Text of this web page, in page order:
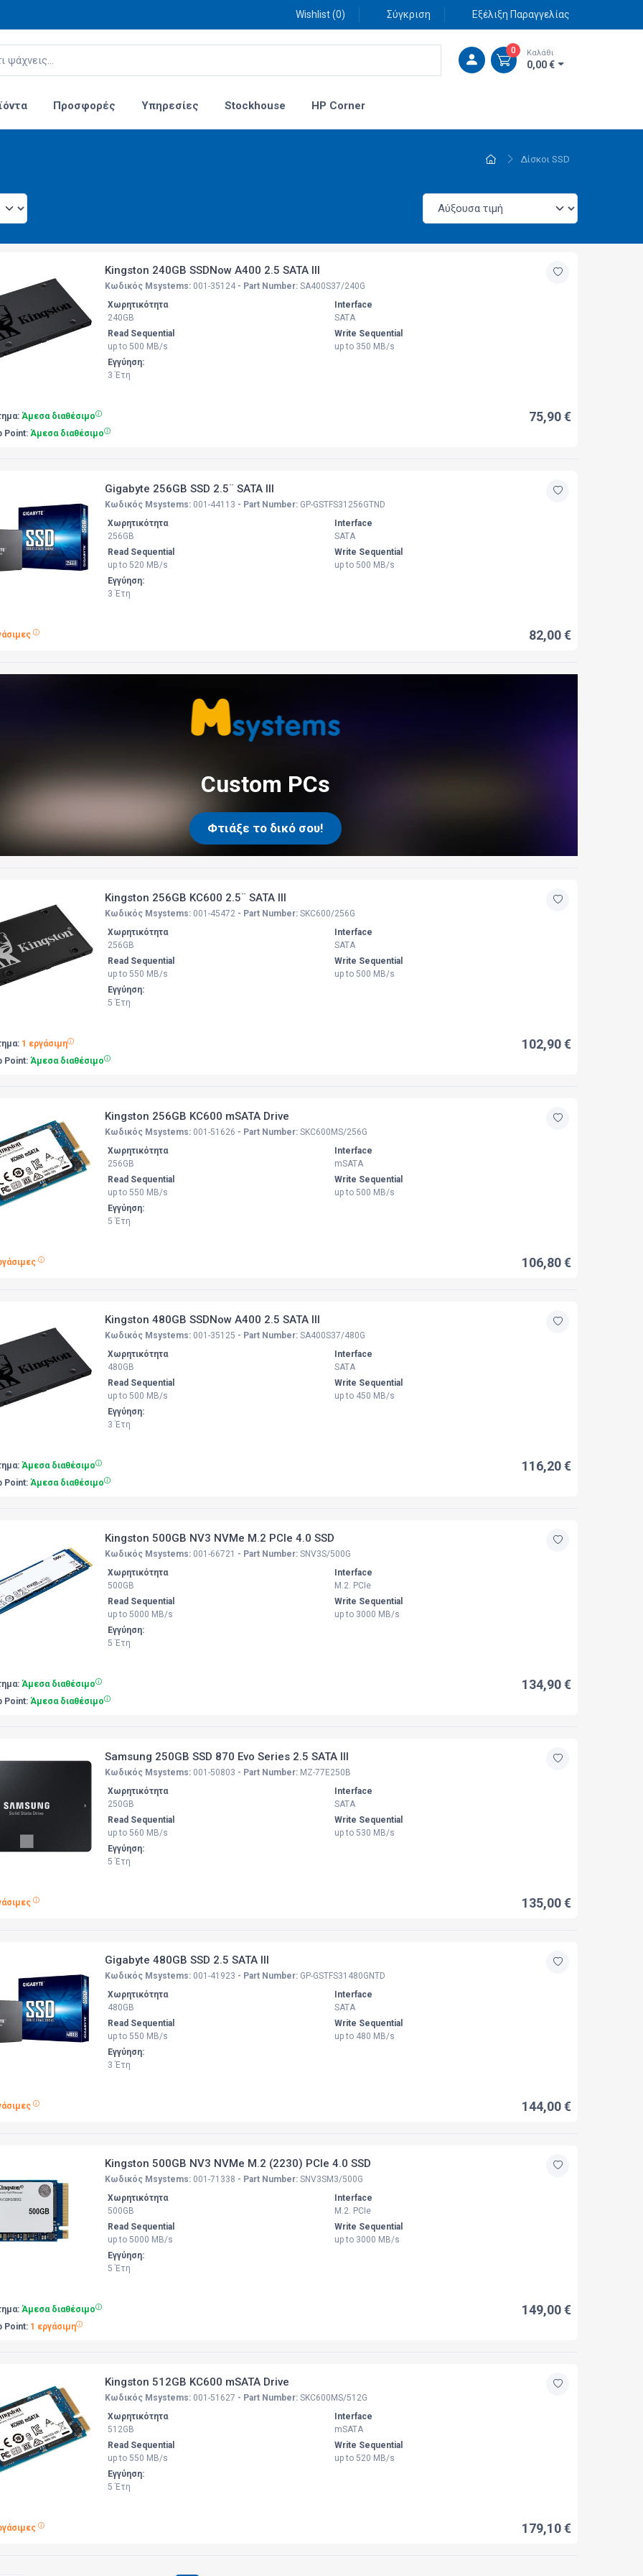
Wishlist (0) Σύγκριση Εξέλιξη Παραγγελίας
0 Καλάθι
0,00 €
Προσφορές Υπηρεσίες Stockhouse HP Corner
Δίσκοι SSD
Kingston 240GB SSDNow A400 2.5 SATA III
Κωδικός Msystems: 001-35124 - Part Number: SA400S37/240G
Χωρητικότητα
240GB
Interface
SATA
Read Sequential
up to 500 MB/s
Write Sequential
up to 350 MB/s
Εγγύηση:
3 Έτη
Άμεσα διαθέσιμο
Point: Άμεσα διαθέσιμο
75,90 €
Gigabyte 256GB SSD 2.5¨ SATA III
Κωδικός Msystems: 001-44113 - Part Number: GP-GSTFS31256GTND
Χωρητικότητα
256GB
Interface
SATA
Read Sequential
up to 520 MB/s
Write Sequential
up to 500 MB/s
Εγγύηση:
3 Έτη
82,00 €
Custom PCs
Φτιάξε το δικό σου!
Kingston 256GB KC600 2.5¨ SATA III
Κωδικός Msystems: 001-45472 - Part Number: SKC600/256G
Χωρητικότητα
256GB
Interface
SATA
Read Sequential
up to 550 MB/s
Write Sequential
up to 500 MB/s
Εγγύηση:
5 Έτη
1 εργάσιμη
Point: Άμεσα διαθέσιμο
102,90 €
Kingston 256GB KC600 mSATA Drive
Κωδικός Msystems: 001-51626 - Part Number: SKC600MS/256G
Χωρητικότητα
256GB
Interface
mSATA
Read Sequential
up to 550 MB/s
Write Sequential
up to 500 MB/s
Εγγύηση:
5 Έτη
106,80 €
Kingston 480GB SSDNow A400 2.5 SATA III
Κωδικός Msystems: 001-35125 - Part Number: SA400S37/480G
Χωρητικότητα
480GB
Interface
SATA
Read Sequential
up to 500 MB/s
Write Sequential
up to 450 MB/s
Εγγύηση:
3 Έτη
Άμεσα διαθέσιμο
Point: Άμεσα διαθέσιμο
116,20 €
Kingston 500GB NV3 NVMe M.2 PCIe 4.0 SSD
Κωδικός Msystems: 001-66721 - Part Number: SNV3S/500G
Χωρητικότητα
500GB
Interface
M.2. PCIe
Read Sequential
up to 5000 MB/s
Write Sequential
up to 3000 MB/s
Εγγύηση:
5 Έτη
Άμεσα διαθέσιμο
Point: Άμεσα διαθέσιμο
134,90 €
Samsung 250GB SSD 870 Evo Series 2.5 SATA III
Κωδικός Msystems: 001-50803 - Part Number: MZ-77E250B
Χωρητικότητα
250GB
Interface
SATA
Read Sequential
up to 560 MB/s
Write Sequential
up to 530 MB/s
Εγγύηση:
5 Έτη
135,00 €
Gigabyte 480GB SSD 2.5 SATA III
Κωδικός Msystems: 001-41923 - Part Number: GP-GSTFS31480GNTD
Χωρητικότητα
480GB
Interface
SATA
Read Sequential
up to 550 MB/s
Write Sequential
up to 480 MB/s
Εγγύηση:
3 Έτη
144,00 €
Kingston 500GB NV3 NVMe M.2 (2230) PCIe 4.0 SSD
Κωδικός Msystems: 001-71338 - Part Number: SNV3SM3/500G
Χωρητικότητα
500GB
Interface
M.2. PCIe
Read Sequential
up to 5000 MB/s
Write Sequential
up to 3000 MB/s
Εγγύηση:
5 Έτη
Άμεσα διαθέσιμο
Point: 1 εργάσιμη
149,00 €
Kingston 512GB KC600 mSATA Drive
Κωδικός Msystems: 001-51627 - Part Number: SKC600MS/512G
Χωρητικότητα
512GB
Interface
mSATA
Read Sequential
up to 550 MB/s
Write Sequential
up to 520 MB/s
Εγγύηση:
5 Έτη
179,10 €